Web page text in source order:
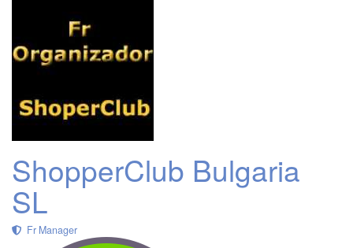
ShopperClub Bulgaria
SL
Fr Manager